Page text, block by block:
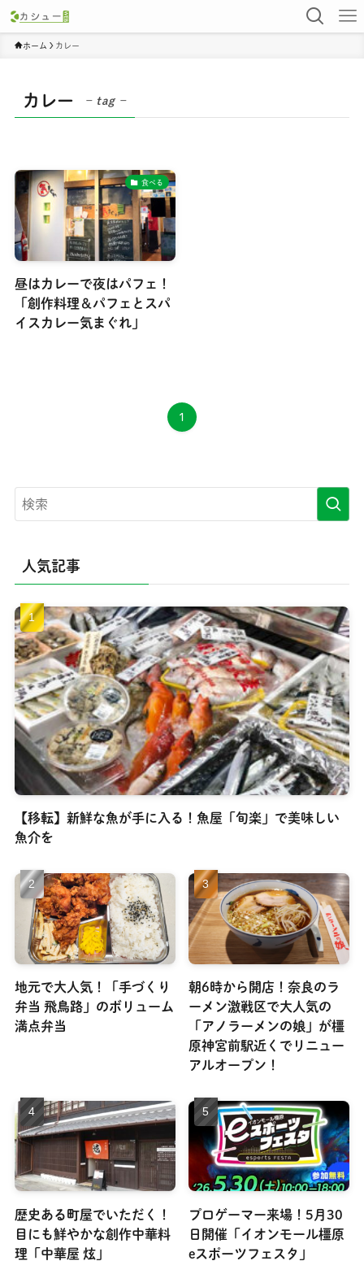
ホーム カレー
カレー – tag –
食べる
昼はカレーで夜はパフェ！
「創作料理＆パフェとスパ
イスカレー気まぐれ」
1
人気記事
【移転】新鮮な魚が手に入る！魚屋「旬楽」で美味しい
魚介を
地元で大人気！「手づくり
弁当 飛鳥路」のボリューム
満点弁当
朝6時から開店！奈良のラ
ーメン激戦区で大人気の
「アノラーメンの娘」が橿
原神宮前駅近くでリニュー
アルオープン！
歴史ある町屋でいただく！
目にも鮮やかな創作中華料
理「中華屋 炫」
プロゲーマー来場！5月30
日開催「イオンモール橿原
eスポーツフェスタ」